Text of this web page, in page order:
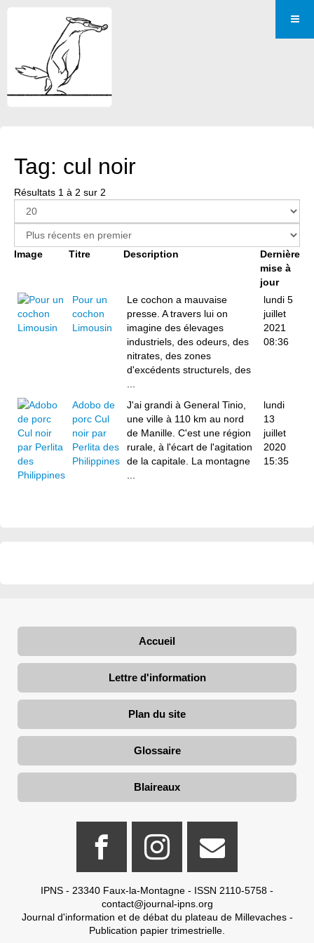
Tag: cul noir
Résultats 1 à 2 sur 2
Image Titre Description
Dernière
mise à
jour
Pour un
cochon
Limousin
Le cochon a mauvaise
presse. A travers lui on
imagine des élevages
industriels, des odeurs, des
nitrates, des zones
d'excédents structurels, des
lundi 5
juillet
2021
08:36
Adobo de
porc Cul
noir par
Perlita des
Philippines
J'ai grandi à General Tinio,
une ville à 110 km au nord
de Manille. C'est une région
rurale, à l'écart de l'agitation
de la capitale. La montagne
lundi
13
juillet
2020
15:35
Accueil
Lettre d'information
Plan du site
Glossaire
Blaireaux
IPNS - 23340 Faux-la-Montagne - ISSN 2110-5758 -
contact@journal-ipns.org
Journal d'information et de débat du plateau de Millevaches -
Publication papier trimestrielle.